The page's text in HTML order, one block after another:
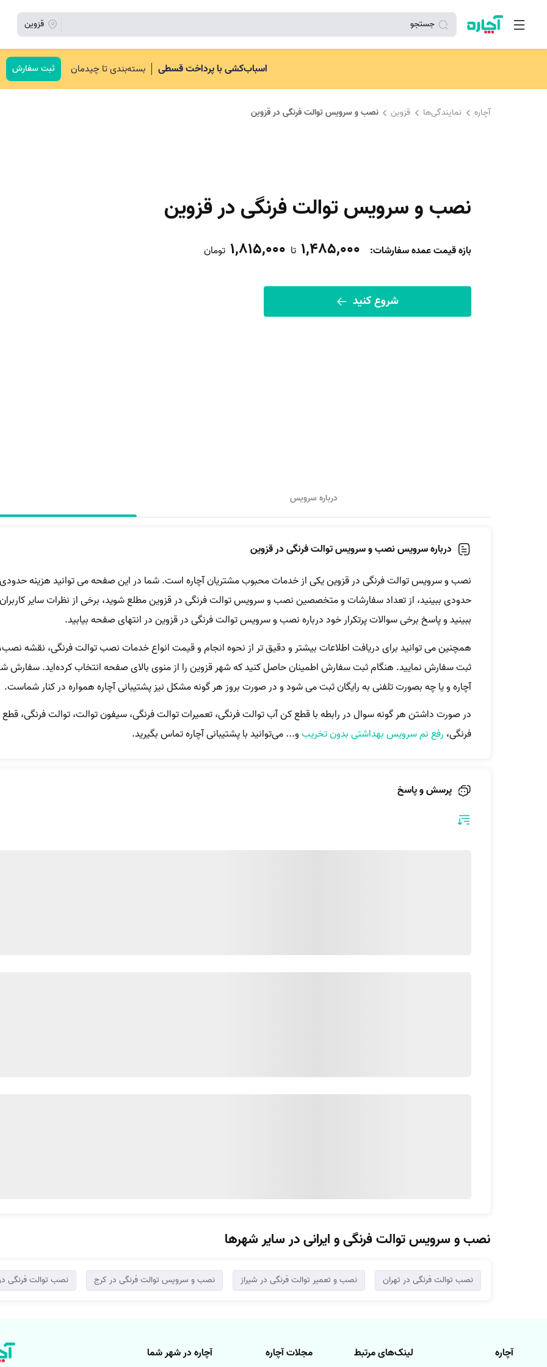
جستجو قزوین
اسباب‌کشی با پرداخت قسطی بسته‌بندی تا چیدمان ثبت سفارش
آچاره نمایندگی‌ها قزوین نصب و سرویس توالت فرنگی در قزوین
نصب و سرویس توالت فرنگی در قزوین
بازه قیمت عمده سفارشات:
1,485,000 تا 1,815,000 تومان
شروع کنید
درباره سرویس
درباره سرویس نصب و سرویس توالت فرنگی در قزوین
نصب و سرویس توالت فرنگی در قزوین یکی از خدمات محبوب مشتریان آچاره است. شما در این صفحه می توانید هزینه
حدودی ببینید، از تعداد سفارشات و متخصصین نصب و سرویس توالت فرنگی در قزوین مطلع شوید، برخی از نظرات سایر
ببینید و پاسخ برخی سوالات پرتکرار خود درباره نصب و سرویس توالت فرنگی در قزوین در انتهای صفحه بیابید.
همچنین می توانید برای دریافت اطلاعات بیشتر و دقیق تر از نحوه انجام و قیمت انواع خدمات نصب توالت فرنگی، نقشه
ثبت سفارش نمایید. هنگام ثبت سفارش اطمینان حاصل کنید که شهر قزوین را از منوی بالای صفحه انتخاب کرده‌اید. سفارش
آچاره و یا چه بصورت تلفنی به رایگان ثبت می شود و در صورت بروز هر گونه مشکل نیز پشتیبانی آچاره همواره در کنار شماست.
در صورت داشتن هر گونه سوال در رابطه با قطع کن آب توالت فرنگی، تعمیرات توالت فرنگی، سیفون توالت، توالت فرنگی،
فرنگی، رفع نم سرویس بهداشتی بدون تخریبو... می‌توانید با پشتیبانی آچاره تماس بگیرید.
پرسش و پاسخ
نصب و سرویس توالت فرنگی و ایرانی در سایر شهرها
نصب توالت فرنگی در تهران نصب و تعمیر توالت فرنگی در شیراز نصب و سرویس توالت فرنگی در کرج نصب توالت فرنگی
آچاره لینک‌های مرتبط مجلات آچاره آچاره در شهر شما